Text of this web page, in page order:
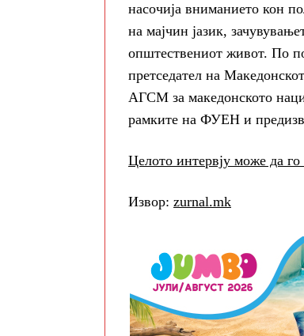
насочија вниманието кон
на мајчин јазик,
општествениот живот. По
претседател на
АГСМ за македонското
рамките на ФУЕН и
Целото интервју може да
Извор: zurnal.mk